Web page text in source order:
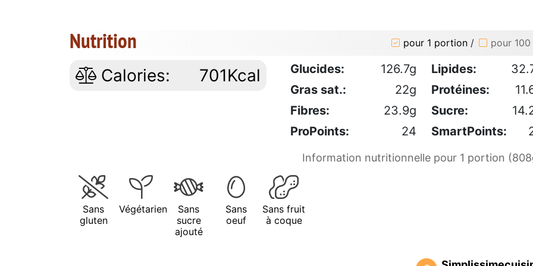
Nutrition pour 1 portion / pour 100
Calories: 701Kcal Glucides: 126.7g Lipides:
Gras sat.:
22g Protéines:
Fibres:
23.9g Sucre:
ProPoints:
24 SmartPoints:
Information nutritionnelle pour 1 portion
Sans
gluten
Végétarien
Sans
sucre
ajouté
Sans
oeuf
Sans fruit
à coque